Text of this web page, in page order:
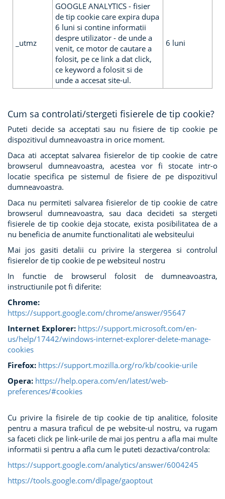
_utmz
GOOGLE ANALYTICS - fisier
de tip cookie care expira dupa
6 luni si contine informatii
despre utilizator - de unde a
venit, ce motor de cautare a
folosit, pe ce link a dat click,
ce keyword a folosit si de
unde a accesat site-ul.
6 luni
Cum sa controlati/stergeti fisierele de tip cookie?
Puteti decide sa acceptati sau nu fisiere de tip cookie pe
dispozitivul dumneavoastra in orice moment.
Daca ati acceptat salvarea fisierelor de tip cookie de catre
browserul dumneavoastra, acestea vor fi stocate intr-o
locatie specifica pe sistemul de fisiere de pe dispozitivul
dumneavoastra.
Daca nu permiteti salvarea fisierelor de tip cookie de catre
browserul dumneavoastra, sau daca decideti sa stergeti
fisierele de tip cookie deja stocate, exista posibilitatea de a
nu beneficia de anumite functionalitati ale websiteului
Mai jos gasiti detalii cu privire la stergerea si controlul
fisierelor de tip cookie de pe websiteul nostru
In functie de browserul folosit de dumneavoastra,
instructiunile pot fi diferite:
Chrome:
https://support.google.com/chrome/answer/95647
Internet Explorer: https://support.microsoft.com/en-
us/help/17442/windows-internet-explorer-delete-manage-
cookies
Firefox: https://support.mozilla.org/ro/kb/cookie-urile
Opera: https://help.opera.com/en/latest/web-
preferences/#cookies
Cu privire la fisirele de tip cookie de tip analitice, folosite
pentru a masura traficul de pe website-ul nostru, va rugam
sa faceti click pe link-urile de mai jos pentru a afla mai multe
informatii si pentru a afla cum le puteti dezactiva/controla:
https://support.google.com/analytics/answer/6004245
https://tools.google.com/dlpage/gaoptout